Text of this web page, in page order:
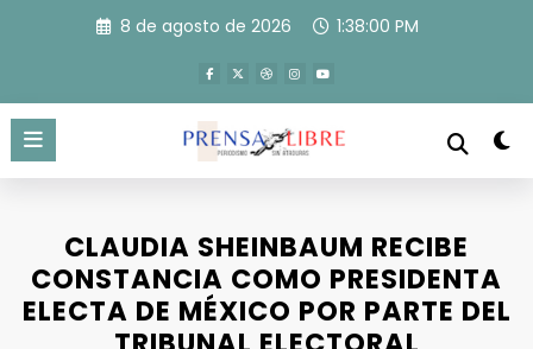
8 de agosto de 2026 1:38:00 PM
CLAUDIA SHEINBAUM RECIBE
CONSTANCIA COMO PRESIDENTA
ELECTA DE MÉXICO POR PARTE DEL